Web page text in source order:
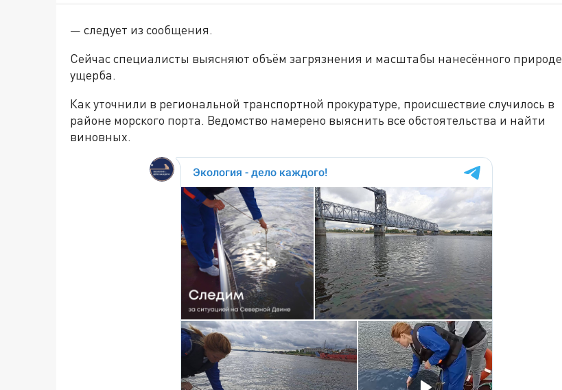
— следует из сообщения.
Сейчас специалисты выясняют объём загрязнения и масштабы нанесённого природе
ущерба.
Как уточнили в региональной транспортной прокуратуре, происшествие случилось в
районе морского порта. Ведомство намерено выяснить все обстоятельства и найти
виновных.